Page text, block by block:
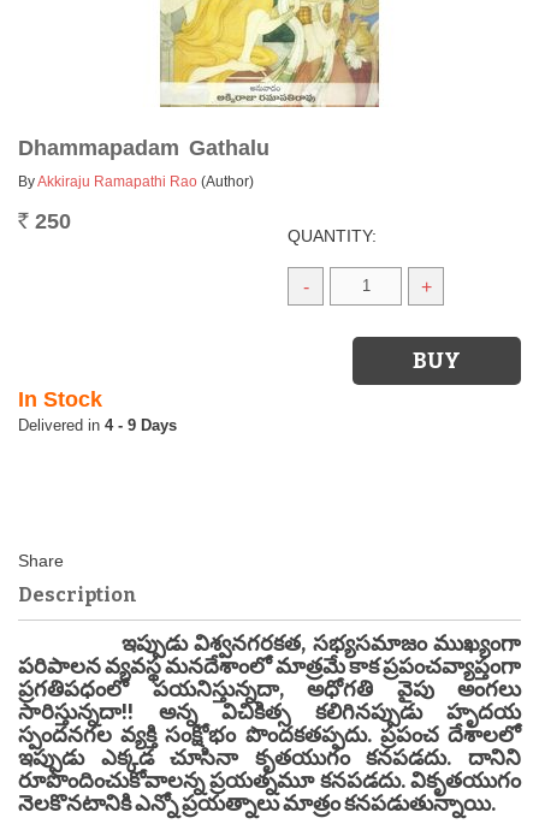
Dhammapadam Gathalu
ByAkkiraju Ramapathi Rao (Author)
Rs. 250
QUANTITY:
- +
In Stock
4 - 9 Days
Description
ఇప్పుడు విశ్వనగరకత, సభ్యసమాజం ముఖ్యంగా
పరిపాలన వ్యవస్థ మనదేశాంలో మాత్రమే కాక ప్రపంచవ్యాప్తంగా
ప్రగతిపధంలో పయనిస్తున్నదా, అధోగతి వైపు అంగలు
సారిస్తున్నదా!! అన్న విచికిత్స కలిగినప్పుడు హృదయ
స్పందనగల వ్యక్తి సంక్షోభం పొందకతప్పదు. ప్రపంచ దేశాలలో
ఇప్పుడు ఎక్కడ చూసినా కృతయుగం కనపడదు. దానిని
రూపొందించుకోవాలన్న ప్రయత్నమూ కనపడదు. వికృతయుగం
నెలకొనటానికి ఎన్నో ప్రయత్నాలు మాత్రం కనపడుతున్నాయి.